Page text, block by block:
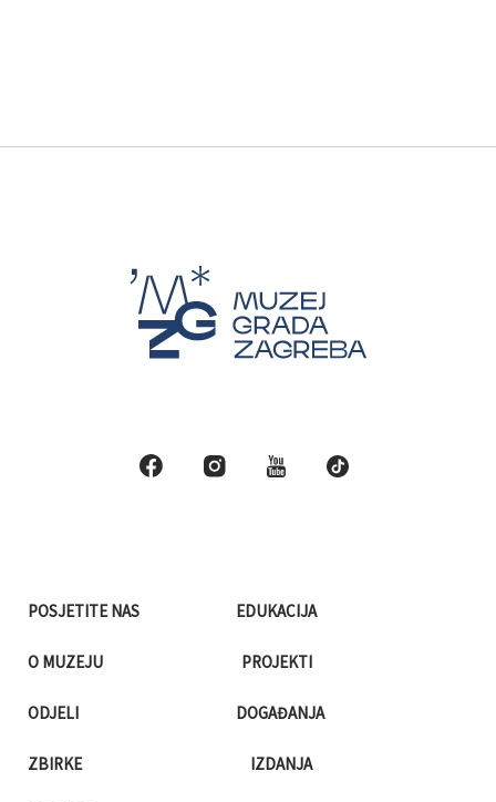
POSJETITE NAS
O MUZEJU
ODJELI
ZBIRKE
EDUKACIJA
PROJEKTI
DOGAĐANJA
IZDANJA